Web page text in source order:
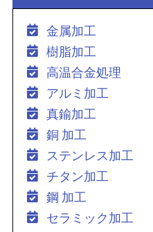
金属加工
樹脂加工
高温合金処理
アルミ加工
真鍮加工
銅 加工
ステンレス加工
チタン加工
鋼 加工
セラミック加工